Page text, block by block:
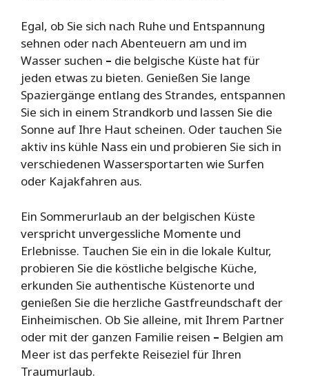
Egal, ob Sie sich nach Ruhe und Entspannung
sehnen oder nach Abenteuern am und im
Wasser suchen – die belgische Küste hat für
jeden etwas zu bieten. Genießen Sie lange
Spaziergänge entlang des Strandes, entspannen
Sie sich in einem Strandkorb und lassen Sie die
Sonne auf Ihre Haut scheinen. Oder tauchen Sie
aktiv ins kühle Nass ein und probieren Sie sich in
verschiedenen Wassersportarten wie Surfen
oder Kajakfahren aus.
Ein Sommerurlaub an der belgischen Küste
verspricht unvergessliche Momente und
Erlebnisse. Tauchen Sie ein in die lokale Kultur,
probieren Sie die köstliche belgische Küche,
erkunden Sie authentische Küstenorte und
genießen Sie die herzliche Gastfreundschaft der
Einheimischen. Ob Sie alleine, mit Ihrem Partner
oder mit der ganzen Familie reisen – Belgien am
Meer ist das perfekte Reiseziel für Ihren
Traumurlaub.